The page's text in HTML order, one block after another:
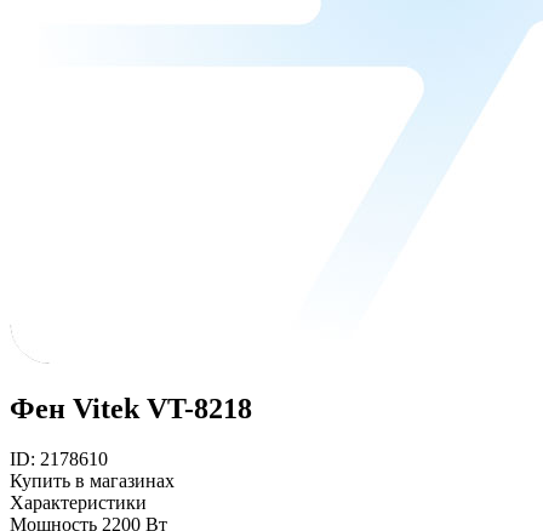
Фен Vitek VT-8218
ID: 2178610
Купить в магазинах
Характеристики
Мощность 2200 Вт